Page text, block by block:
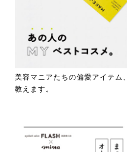
美容マニアたちの偏愛アイテム、
教えます。